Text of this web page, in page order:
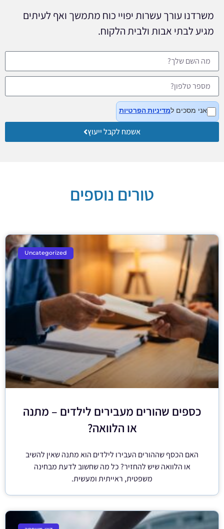
משרדנו עורך עשרות יפויי כוח מתמשך ואף לעיתים
מגיע לבתי אבות ולבית הלקוח.
אני מסכים למדיניות הפרטיות
אשמח לקבל ייעוץ
טורים נוספים
Uncategorized
כספים שהורים מעבירים לילדים – מתנה
או הלוואה?
האם הכסף שההורים העבירו לילדים הוא מתנה שאין להשיב
או הלוואה שיש להחזיר? כל מה שחשוב לדעת מבחינה
משפטית, ראייתית ומעשית.